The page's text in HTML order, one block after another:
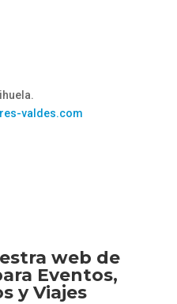
valdes.com
web de
Eventos,
y Viajes